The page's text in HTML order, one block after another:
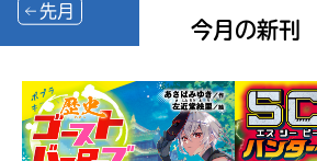
今月の新刊
先月